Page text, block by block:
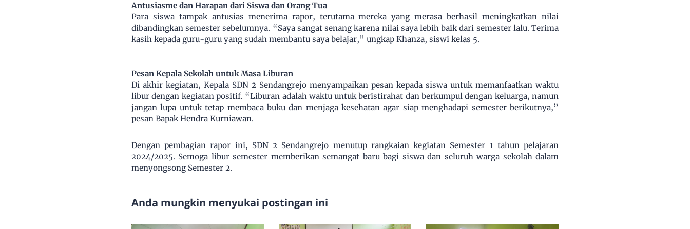
Antusiasme dan Harapan dari Siswa dan Orang Tua
Para siswa tampak antusias menerima rapor, terutama mereka yang merasa berhasil meningkatkan nilai
dibandingkan semester sebelumnya. “Saya sangat senang karena nilai saya lebih baik dari semester lalu. Terima
kasih kepada guru-guru yang sudah membantu saya belajar,” ungkap Khanza, siswi kelas 5.
Pesan Kepala Sekolah untuk Masa Liburan
Di akhir kegiatan, Kepala SDN 2 Sendangrejo menyampaikan pesan kepada siswa untuk memanfaatkan waktu
libur dengan kegiatan positif. “Liburan adalah waktu untuk beristirahat dan berkumpul dengan keluarga, namun
jangan lupa untuk tetap membaca buku dan menjaga kesehatan agar siap menghadapi semester berikutnya,”
pesan Bapak Hendra Kurniawan.
Dengan pembagian rapor ini, SDN 2 Sendangrejo menutup rangkaian kegiatan Semester 1 tahun pelajaran
2024/2025. Semoga libur semester memberikan semangat baru bagi siswa dan seluruh warga sekolah dalam
menyongsong Semester 2.
Anda mungkin menyukai postingan ini